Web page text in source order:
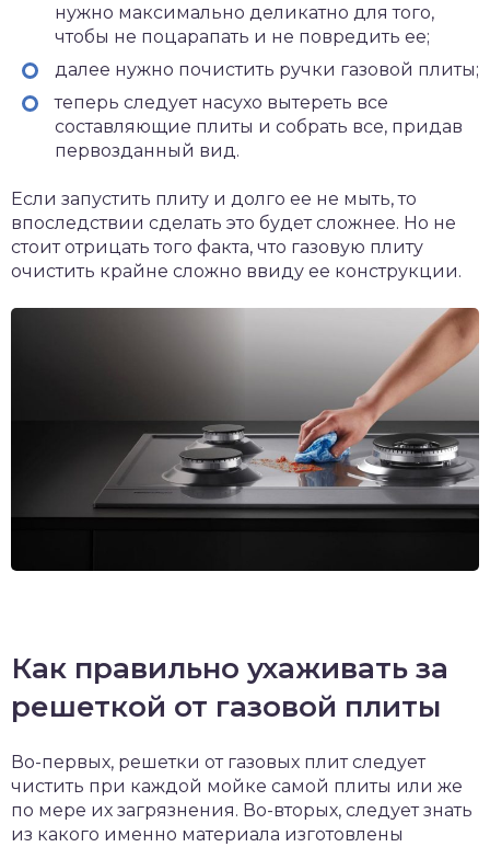
нужно максимально деликатно для того,
чтобы не поцарапать и не повредить ее;
далее нужно почистить ручки газовой плиты;
теперь следует насухо вытереть все
составляющие плиты и собрать все, придав
первозданный вид.
Если запустить плиту и долго ее не мыть, то
впоследствии сделать это будет сложнее. Но не
стоит отрицать того факта, что газовую плиту
очистить крайне сложно ввиду ее конструкции.
Как правильно ухаживать за
решеткой от газовой плиты
Во-первых, решетки от газовых плит следует
чистить при каждой мойке самой плиты или же
по мере их загрязнения. Во-вторых, следует знать
из какого именно материала изготовлены